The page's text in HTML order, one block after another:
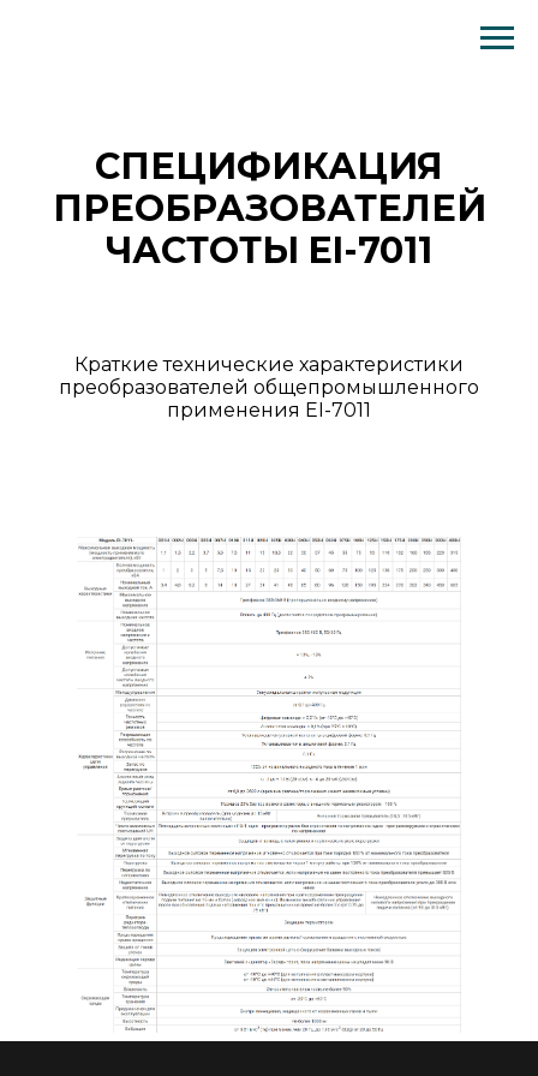
СПЕЦИФИКАЦИЯ
ПРЕОБРАЗОВАТЕЛЕЙ
ЧАСТОТЫ EI-7011
Краткие технические характеристики
преобразователей общепромышленного
применения EI-7011